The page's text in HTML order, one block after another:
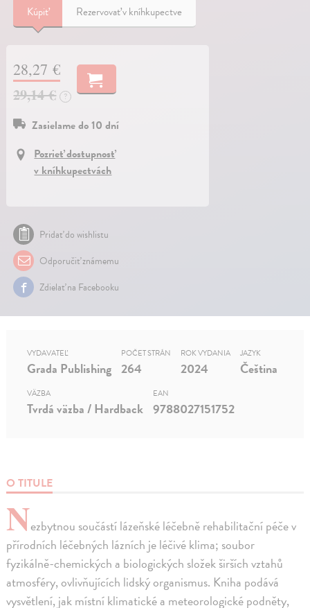
Kúpiť Rezervovať v kníhkupectve
28,27 €
29,14 €
?
Zasielame do 10 dní
Pozrieť dostupnosť
v kníhkupectvách
Pridať do wishlistu
Odporučiť známemu
Zdielať na Facebooku
O TITULE
Nezbytnou součástí lázeňské léčebně rehabilitační péče v
přírodních léčebných lázních je léčivé klima; soubor
fyzikálně-chemických a biologických složek širších vztahů
atmosféry, ovlivňujících lidský organismus. Kniha podává
vysvětlení, jak místní klimatické a meteorologické podněty,
VYDAVATEĽ
Grada Publishing
POČET STRÁN
264
ROK VYDANIA
2024
JAZYK
Čeština
VÄZBA
Tvrdá väzba / Hardback
EAN
9788027151752